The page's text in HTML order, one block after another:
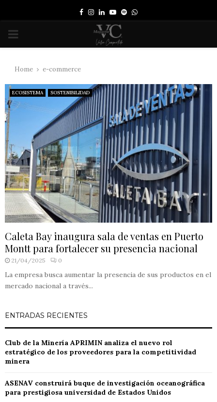
Facebook
Instagram
LinkedinYoutube
SpotifyWhatsapp
PRIMARY
Home e-commerce
ECOSISTEMA SOSTENIBILIDAD
Caleta Bay inaugura sala de ventas en Puerto
Montt para fortalecer su presencia nacional
21/04/2025 0
La empresa busca aumentar la presencia de sus productos en el
mercado nacional a través...
ENTRADAS RECIENTES
Club de la Minería APRIMIN analiza el nuevo rol
estratégico de los proveedores para la competitividad
minera
ASENAV construirá buque de investigación oceanográfica
para prestigiosa universidad de Estados Unidos